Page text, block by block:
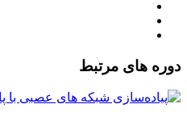
دوره های مرتبط